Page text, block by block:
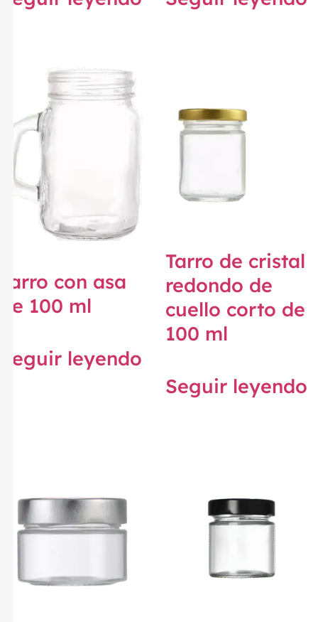
Tarro con asa
de 100 ml
Seguir leyendo
Tarro de cristal
redondo de
cuello corto de
100 ml
Seguir leyendo